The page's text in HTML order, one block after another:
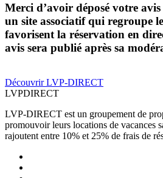
Merci d’avoir déposé votre
un site associatif qui regroupe
favorisent la réservation en
avis sera publié après sa
Découvrir LVP-DIRECT
LVPDIRECT
LVP-DIRECT est un groupement de
promouvoir leurs locations de vacances
rajoutent entre 10% et 25% de frais de